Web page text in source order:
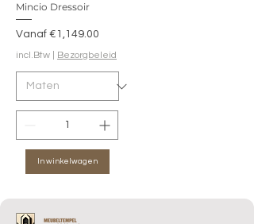
Mincio Dressoir
Vanaf €1,149.00
Verkoopprijs
incl.Btw Bezorgbeleid
In winkelwagen